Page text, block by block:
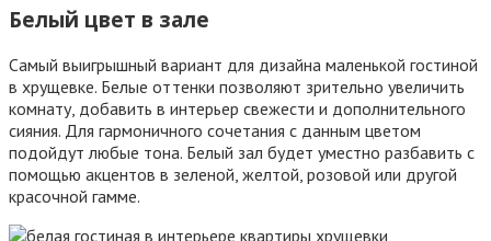
Белый цвет в зале
Самый выигрышный вариант для дизайна маленькой гостиной
в хрущевке. Белые оттенки позволяют зрительно увеличить
комнату, добавить в интерьер свежести и дополнительного
сияния. Для гармоничного сочетания с данным цветом
подойдут любые тона. Белый зал будет уместно разбавить с
помощью акцентов в зеленой, желтой, розовой или другой
красочной гамме.